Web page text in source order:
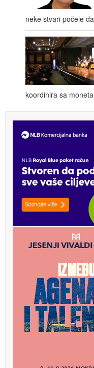
neke stvari počele
koordinira sa